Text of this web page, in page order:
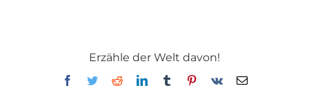
Erzähle der Welt davon!
Facebook
TwitterRedditLinkedInTumblrPinterest
Vk
E-